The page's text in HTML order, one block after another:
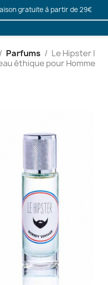
gratuite à partir de 29€
Parfums
Le Hipster |
éthique pour Homme